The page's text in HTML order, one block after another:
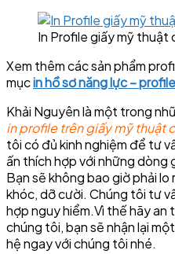
In Profile giấy mỹ thuật
Xem thêm các sản phẩm
mụcin hồ sơ năng lực –
Khải Nguyên là một trong
in profile trên giấy mỹ thuật
tôi có đủ kinh nghiệm để tư
ấn thích hợp với những dòng
Bạn sẽ không bao giờ phải
khóc, dỡ cười. Chúng tôi tư
hợp nguy hiểm.Vì thế hãy an
chúng tôi, bạn sẽ nhận lại
hệ ngay với chúng tôi nhé.